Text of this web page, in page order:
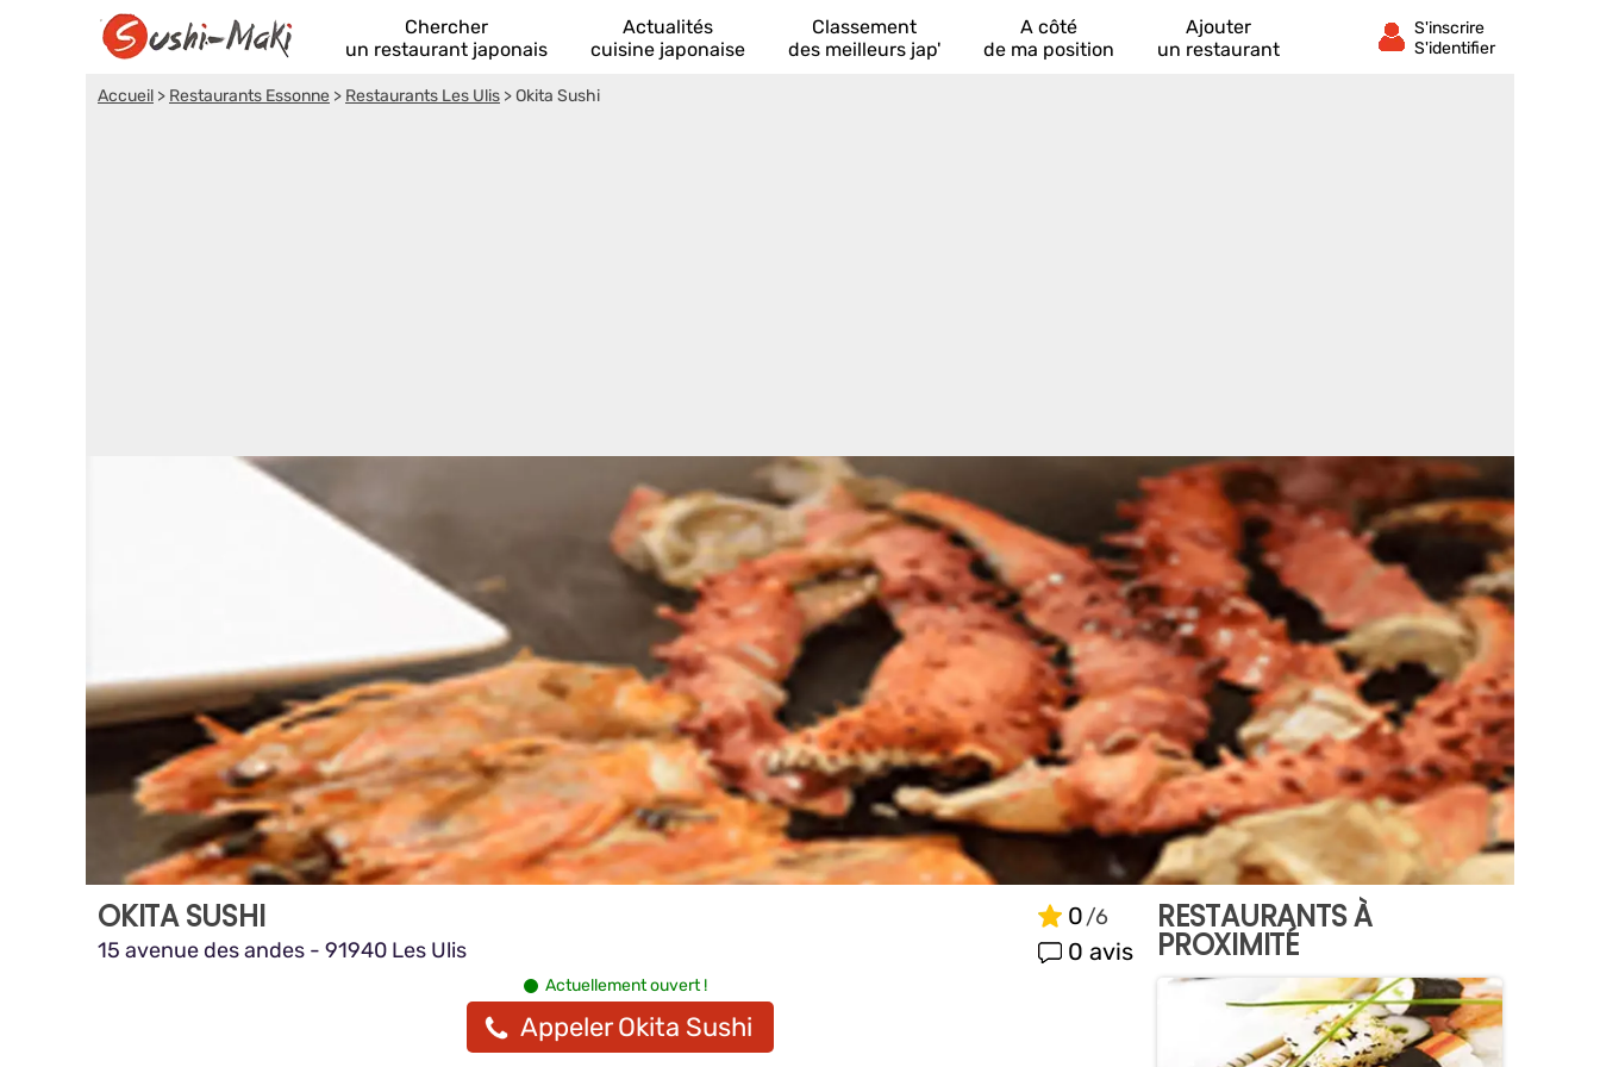
Chercher
un restaurant japonais
Actualités
cuisine japonaise
Classement
des meilleurs jap'
A côté
de ma position
Ajouter
un restaurant
Accueil > Restaurants Essonne > Restaurants Les Ulis >Okita Sushi
OKITA SUSHI
15 avenue des andes - 91940 Les Ulis
0
0 avis
Actuellement ouvert !
Appeler Okita Sushi
RESTAURANTS À
PROXIMITÉ